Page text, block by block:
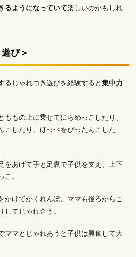
るようになっていて楽しいのかもしれ
び＞
るじゃれつき遊びを経験すると集中力
ももの上に乗せてにらめっこしたり、
こしたり、ほっぺをぴったんこした
をあげて手と足裏で子供を支え、上下
。
かけてかくれんぼ。ママも後ろからこ
してじゃれ合う。
ママとじゃれあうと子供は興奮して大